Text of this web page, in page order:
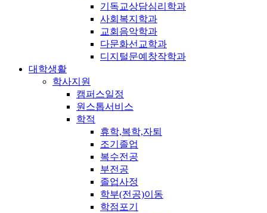
기독교상담심리학과
사회복지학과
교회음악학과
다문화선교학과
디지털문예창작학과
대학생활
학사지원
캠퍼스일정
원스톱서비스
학적
휴학,복학,자퇴
조기졸업
복수전공
부전공
졸업사정
학부(전공)이동
학점포기